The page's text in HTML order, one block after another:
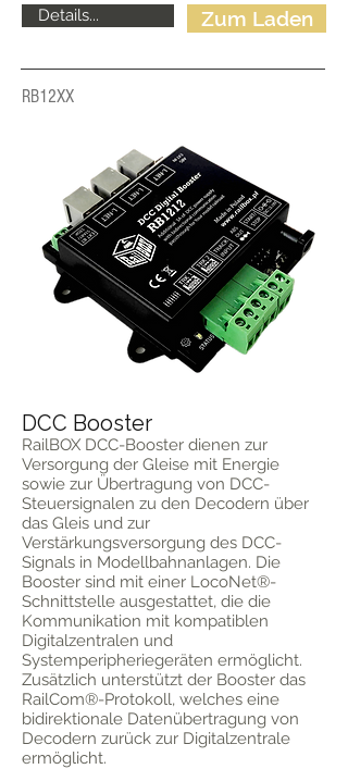
Details...
Zum Laden
RB12XX
DCC Booster
RailBOX DCC-Booster dienen zur
Versorgung der Gleise mit Energie
sowie zur Übertragung von DCC-
Steuersignalen zu den Decodern über
das Gleis und zur
Verstärkungsversorgung des DCC-
Signals in Modellbahnanlagen. Die
Booster sind mit einer LocoNet®-
Schnittstelle ausgestattet, die die
Kommunikation mit kompatiblen
Digitalzentralen und
Systemperipheriegeräten ermöglicht.
Zusätzlich unterstützt der Booster das
RailCom®-Protokoll, welches eine
bidirektionale Datenübertragung von
Decodern zurück zur Digitalzentrale
ermöglicht.